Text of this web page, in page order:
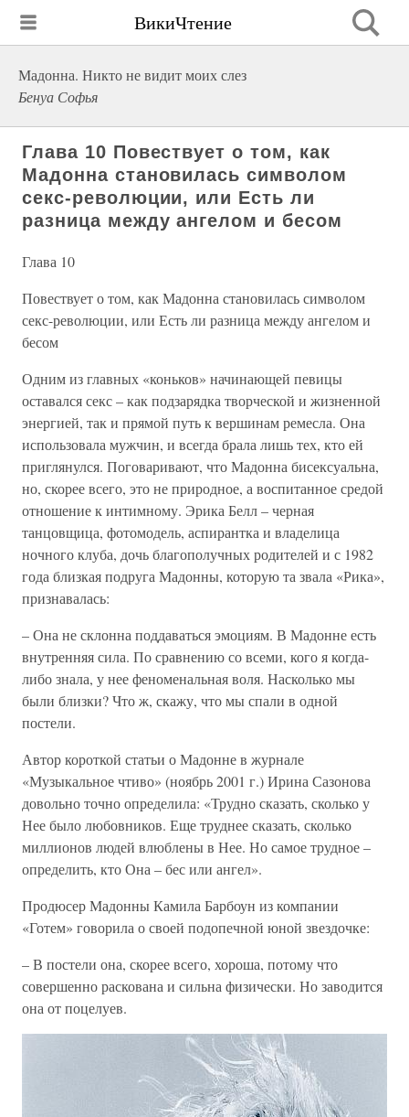
ВикиЧтение
Мадонна. Никто не видит моих слез
Бенуа Софья
Глава 10 Повествует о том, как
Мадонна становилась символом
секс-революции, или Есть ли
разница между ангелом и бесом
Глава 10
Повествует о том, как Мадонна становилась символом
секс-революции, или Есть ли разница между ангелом и
бесом
Одним из главных «коньков» начинающей певицы
оставался секс – как подзарядка творческой и жизненной
энергией, так и прямой путь к вершинам ремесла. Она
использовала мужчин, и всегда брала лишь тех, кто ей
приглянулся. Поговаривают, что Мадонна бисексуальна,
но, скорее всего, это не природное, а воспитанное средой
отношение к интимному. Эрика Белл – черная
танцовщица, фотомодель, аспирантка и владелица
ночного клуба, дочь благополучных родителей и с 1982
года близкая подруга Мадонны, которую та звала «Рика»,
признавалась:
– Она не склонна поддаваться эмоциям. В Мадонне есть
внутренняя сила. По сравнению со всеми, кого я когда-
либо знала, у нее феноменальная воля. Насколько мы
были близки? Что ж, скажу, что мы спали в одной
постели.
Автор короткой статьи о Мадонне в журнале
«Музыкальное чтиво» (ноябрь 2001 г.) Ирина Сазонова
довольно точно определила: «Трудно сказать, сколько у
Нее было любовников. Еще труднее сказать, сколько
миллионов людей влюблены в Нее. Но самое трудное –
определить, кто Она – бес или ангел».
Продюсер Мадонны Камила Барбоун из компании
«Готем» говорила о своей подопечной юной звездочке:
– В постели она, скорее всего, хороша, потому что
совершенно раскована и сильна физически. Но заводится
она от поцелуев.